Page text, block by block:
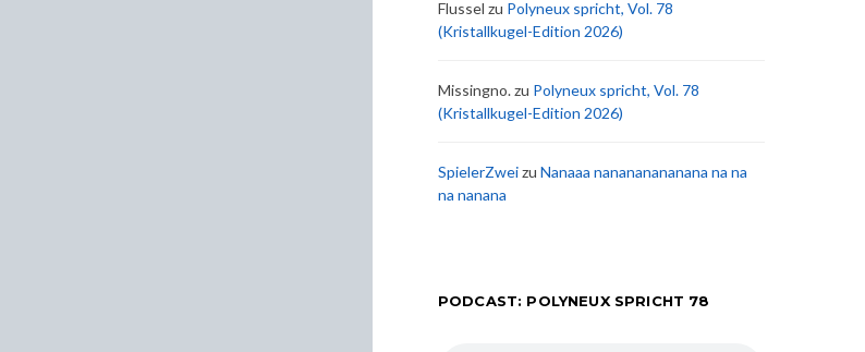
Flussel zu Polyneux spricht, Vol. 78
(Kristallkugel-Edition 2026)
Missingno.zu Polyneux spricht, Vol. 78
(Kristallkugel-Edition 2026)
SpielerZweizu Nanaaa nanananananana na na
na nanana
PODCAST: POLYNEUX SPRICHT 78